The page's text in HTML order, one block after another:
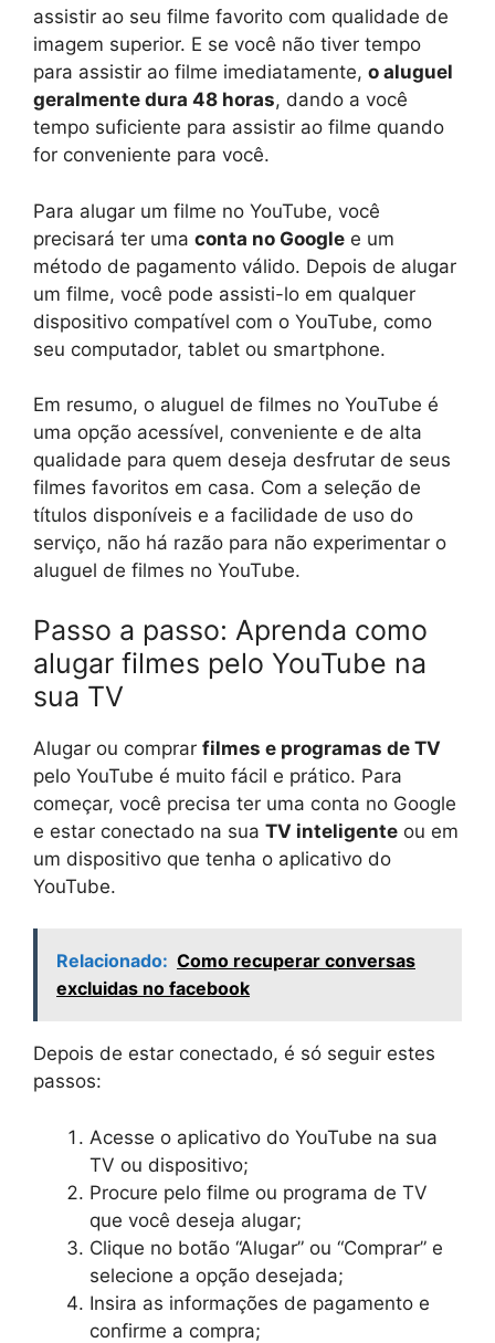
assistir ao seu filme favorito com qualidade de
imagem superior. E se você não tiver tempo
para assistir ao filme imediatamente, o aluguel
geralmente dura 48 horas, dando a você
tempo suficiente para assistir ao filme quando
for conveniente para você.
Para alugar um filme no YouTube, você
precisará ter uma conta no Google e um
método de pagamento válido. Depois de alugar
um filme, você pode assisti-lo em qualquer
dispositivo compatível com o YouTube, como
seu computador, tablet ou smartphone.
Em resumo, o aluguel de filmes no YouTube é
uma opção acessível, conveniente e de alta
qualidade para quem deseja desfrutar de seus
filmes favoritos em casa. Com a seleção de
títulos disponíveis e a facilidade de uso do
serviço, não há razão para não experimentar o
aluguel de filmes no YouTube.
Passo a passo: Aprenda como
alugar filmes pelo YouTube na
sua TV
Alugar ou comprar filmes e programas de TV
pelo YouTube é muito fácil e prático. Para
começar, você precisa ter uma conta no Google
e estar conectado na sua TV inteligente ou em
um dispositivo que tenha o aplicativo do
YouTube.
Relacionado: Como recuperar conversas
excluidas no facebook
Depois de estar conectado, é só seguir estes
passos:
Acesse o aplicativo do YouTube na sua
TV ou dispositivo;
Procure pelo filme ou programa de TV
que você deseja alugar;
Clique no botão “Alugar” ou “Comprar” e
selecione a opção desejada;
Insira as informações de pagamento e
confirme a compra;